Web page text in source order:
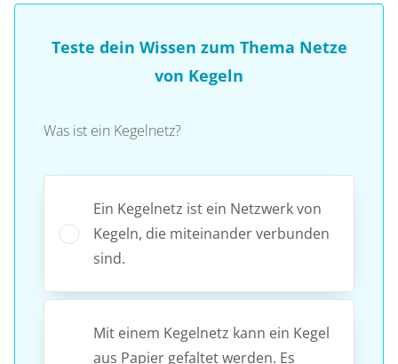
Teste dein Wissen zum Thema Netze
von Kegeln
Was ist ein Kegelnetz?
Ein Kegelnetz ist ein Netzwerk von
Kegeln, die miteinander verbunden
sind.
Mit einem Kegelnetz kann ein Kegel
aus Papier gefaltet werden. Es